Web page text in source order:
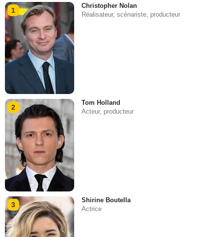
1
Christopher Nolan
Réalisateur, scénariste, producteur
2
Tom Holland
Acteur, producteur
3
Shirine Boutella
Actrice